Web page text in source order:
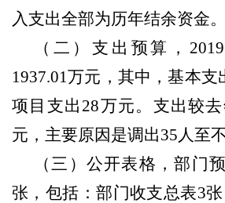
入支出全部为历年结余资金。
（二）支出预算，
1937.01万元，其中，基本支
项目支出28万元。支出较
元，主要原因是调出35人至
（三）公开表格，部门
张，包括：部门收支总表3